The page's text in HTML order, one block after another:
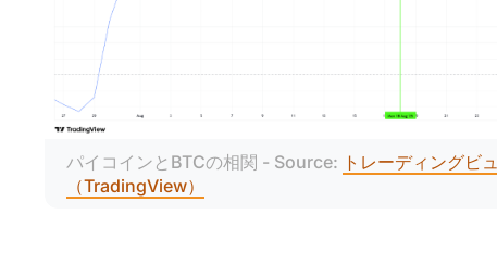
パイコインとBTCの相関 - Source: トレーディングビ
（TradingView）